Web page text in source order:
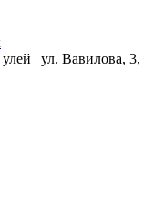
| ул. Вавилова, 3,